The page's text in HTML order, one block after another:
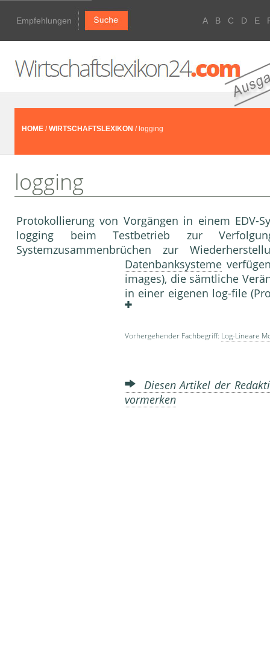
Empfehlungen A B C D E
HOME /WIRTSCHAFTSLEXIKON / logging
logging
Protokollierung von Vorgängen in einem EDV-
logging beim Testbetrieb zur
Systemzusammenbrüchen zur
Datenbanksysteme
images), die sämtliche
in einer eigenen log-file
Vorhergehender Fachbegriff: Log-Lineare
Diesen Artikel der
vormerken